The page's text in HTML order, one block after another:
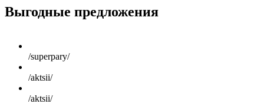
Scroll
Up
Выгодные предложения
/superpary/
/aktsii/
/aktsii/